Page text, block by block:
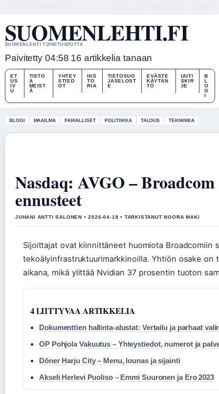
SUOMENLEHTI.FI
SUOMENLEHTI TOIMITUSPOYTA
Paivitetty 04:58 16 artikkelia tanaan
ET
US
IV
U
TIETO
A
MEIST
Ä
YHTEY
STIED
OT
HIS
TO
RIA
TIETOSUO
JASELOST
E
EVÄSTE
KÄYTÄN
TÖ
UUTI
SKIR
JE
B
L
O
G
I
BLOGI MAAILMA PAIKALLISET POLITIIKKA TALOUS TEKNIIKKA
Nasdaq: AVGO –
ennusteet
JUHANI ANTTI SALONEN • 2026-04-18 • TARKISTANUT NOORA MAKI
Sijoittajat ovat kiinnittäneet huomiota Broadcomiin
tekoälyinfrastruktuurimarkkinoilla. Yhtiön osake
aikana, mikä ylittää Nvidian 37 prosentin tuoton
4 LIITTYVAA ARTIKKELIA
Dokumenttien hallinta-alustat: Vertailu ja parhaat
OP Pohjola Vakuutus – Yhteystiedot, numerot ja
Döner Harju City – Menu, lounas ja sijainti
Akseli Herlevi Puoliso – Emmi Suuronen ja Ero 2023